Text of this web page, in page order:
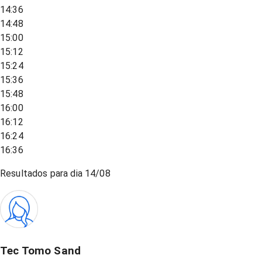
14:36
14:48
15:00
15:12
15:24
15:36
15:48
16:00
16:12
16:24
16:36
Resultados para dia 14/08
Tec Tomo Sand